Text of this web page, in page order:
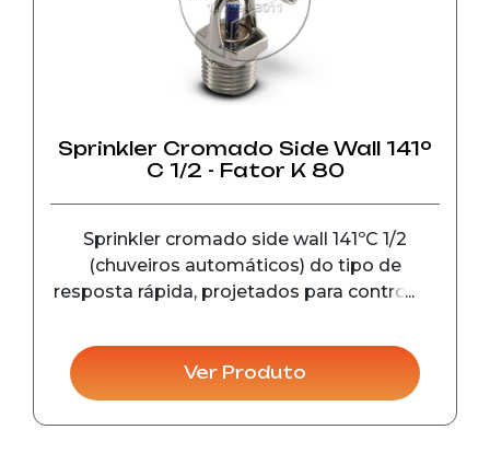
Sprinkler Cromado Side Wall 141º
C 1/2 - Fator K 80
Sprinkler cromado side wall 141ºC 1/2
(chuveiros automáticos) do tipo de
resposta rápida, projetados para controle e
inicial, em instalações comerciais e
industriais.
Ver Produto